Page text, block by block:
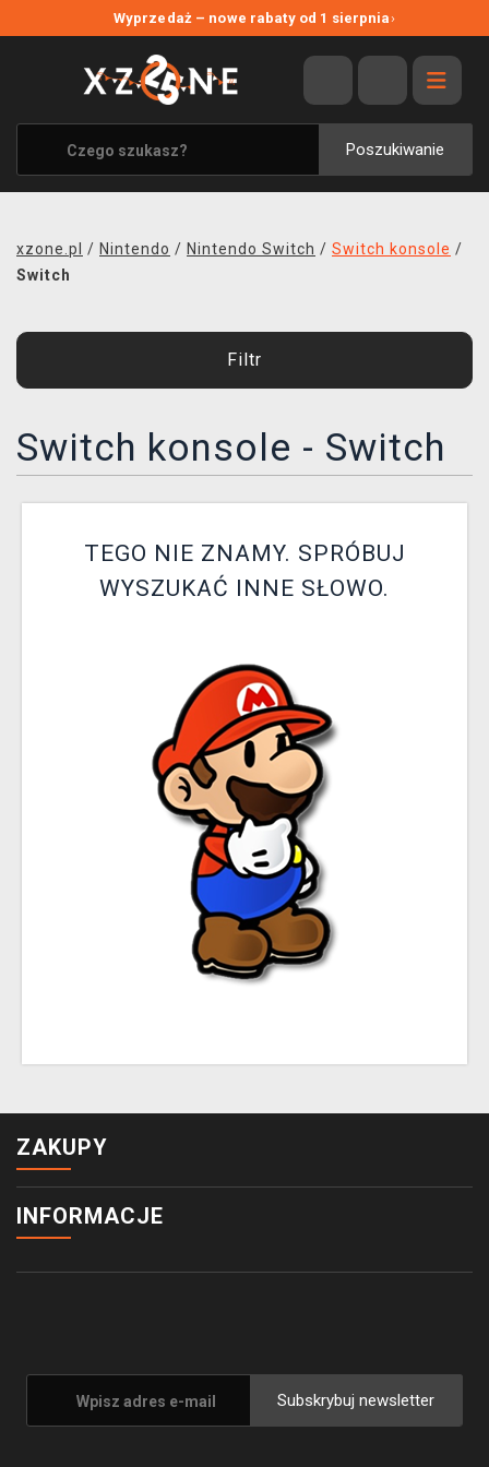
Wyprzedaż – nowe rabaty od 1 sierpnia›
Poszukiwanie
WYPRZEDAŻ
WSZYSTKIE MARKI
XZONE ORIGINALS
UBRANIA I AKCESORIA
SOUNDTRACKI
TRANSPORT
xzone.pl / Nintendo / Nintendo Switch / Switch konsole /
Switch
Filtr
Switch konsole - Switch
TEGO NIE ZNAMY. SPRÓBUJ
WYSZUKAĆ INNE SŁOWO.
ZAKUPY
INFORMACJE
Subskrybuj newsletter